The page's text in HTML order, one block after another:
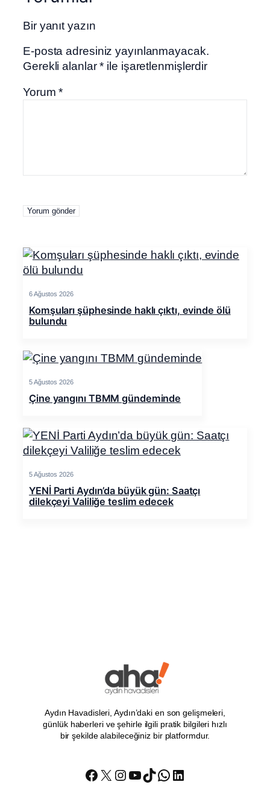
Bir yanıt yazın
E-posta adresiniz yayınlanmayacak.
Gerekli alanlar* ile işaretlenmişlerdir
Yorum*
6 Ağustos 2026
Komşuları şüphesinde haklı çıktı, evinde ölü
bulundu
5 Ağustos 2026
Çine yangını TBMM gündeminde
5 Ağustos 2026
YENİ Parti Aydın’da büyük gün: Saatçı
dilekçeyi Valiliğe teslim edecek
Aydın Havadisleri, Aydın’daki en son gelişmeleri,
günlük haberleri ve şehirle ilgili pratik bilgileri hızlı
bir şekilde alabileceğiniz bir platformdur.
Facebook
X Instagram
YouTube
TikTok
WhatsApp
LinkedIn